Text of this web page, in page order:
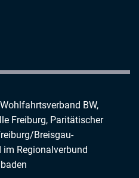
BW,
Freiburg, Paritätischer
Breisgau-
im Regionalverbund